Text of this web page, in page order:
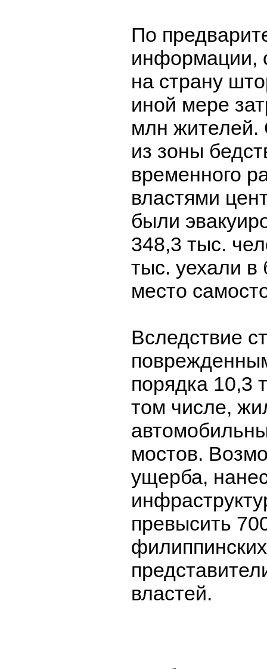
По
информации,
на страну
иной мере
млн жителей.
из зоны
временного
властями
были
348,3 тыс.
тыс. уехали в
место
Вследствие
порядка 10,3
том числе,
мостов.
ущерба,
превысить
властей.